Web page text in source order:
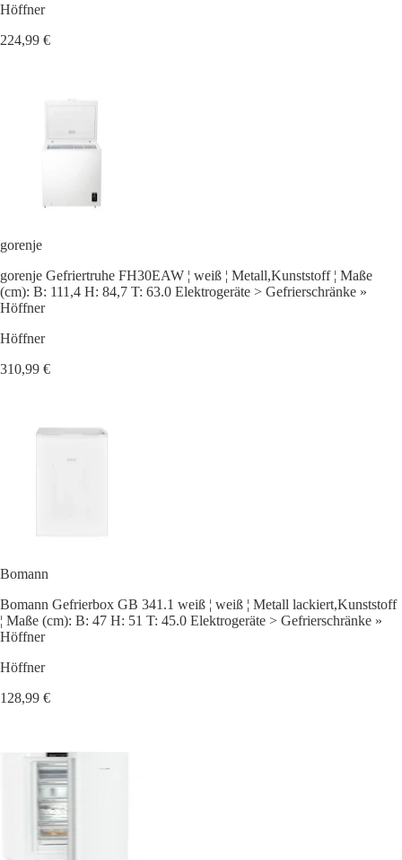
Höffner
224,99 €
gorenje
gorenje Gefriertruhe FH30EAW ¦ weiß ¦ Metall,Kunststoff ¦ Maße
(cm): B: 111,4 H: 84,7 T: 63.0 Elektrogeräte > Gefrierschränke »
Höffner
Höffner
310,99 €
Bomann
Bomann Gefrierbox GB 341.1 weiß ¦ weiß ¦ Metall lackiert,Kunststoff
¦ Maße (cm): B: 47 H: 51 T: 45.0 Elektrogeräte > Gefrierschränke »
Höffner
Höffner
128,99 €